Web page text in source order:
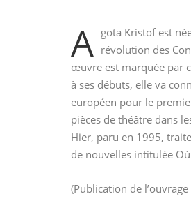
A gota Kristof est
révolution des
œuvre est marquée par
à ses débuts, elle va
européen pour le
pièces de théâtre dans
Hier, paru en 1995,
de nouvelles intitulée
(Publication de